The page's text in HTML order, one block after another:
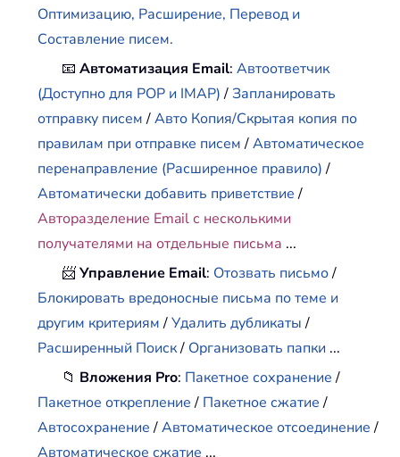
Оптимизацию, Расширение, Перевод и
Составление писем.
📧Автоматизация Email:Автоответчик
(Доступно для POP и IMAP)/Запланировать
отправку писем/Авто Копия/Скрытая копия по
правилам при отправке писем/Автоматическое
перенаправление (Расширенное правило)/
Автоматически добавить приветствие/
Авторазделение Email с несколькими
получателями на отдельные письма ...
📨Управление Email: Отозвать письмо/
Блокировать вредоносные письма по теме и
другим критериям/Удалить дубликаты/
Расширенный Поиск/ Организовать папки ...
📁 Вложения Pro: Пакетное сохранение/
Пакетное открепление/ Пакетное сжатие/
Автосохранение/Автоматическое отсоединение/
Автоматическое сжатие ...